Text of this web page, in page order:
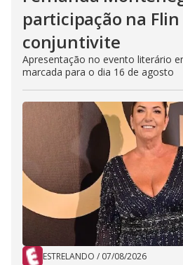
participação na
conjuntivite
Apresentação no evento literário
marcada para o dia 16 de agosto
ESTRELANDO / 07/08/2026